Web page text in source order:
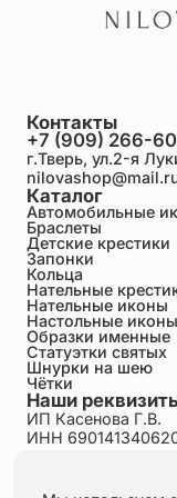
очень
Морозова
25.06.2026
Большое
замечательный
Анна
25.06.2026
Очень
обеда заказала
чудо,
Екатерина
25.06.2026
Заказывала два
Каталог
Автомобильные
Браслеты
Детские крестики
Запонки
Кольца
Нательные
Нательные иконы
Настольные иконы
Образки именные
Статуэтки святых
Шнурки на шею
Чётки
Контакты
+7 (909) 266-
г.Тверь, ул.2-я
Наши
ИП Касенова Г.В.
ИНН